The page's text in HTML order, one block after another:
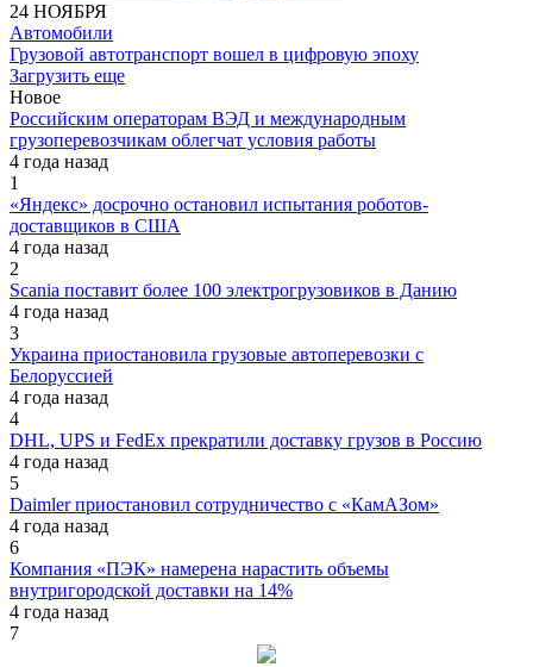
24 НОЯБРЯ
Автомобили
Грузовой автотранспорт вошел в цифровую эпоху
Загрузить еще
Новое
Российским операторам ВЭД и международным
грузоперевозчикам облегчат условия работы
4 года назад
1
«Яндекс» досрочно остановил испытания роботов-
доставщиков в США
4 года назад
2
Scania поставит более 100 электрогрузовиков в Данию
4 года назад
3
Украина приостановила грузовые автоперевозки с
Белоруссией
4 года назад
4
DHL, UPS и FedEx прекратили доставку грузов в Россию
4 года назад
5
Daimler приостановил сотрудничество с «КамАЗом»
4 года назад
6
Компания «ПЭК» намерена нарастить объемы
внутригородской доставки на 14%
4 года назад
7